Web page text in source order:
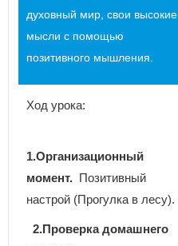
духовный мир, свои высокие
мысли с помощью
позитивного мышления.
Ход урока:
1.Организационный
момент. Позитивный
настрой (Прогулка в лесу).
2.Проверка домашнего